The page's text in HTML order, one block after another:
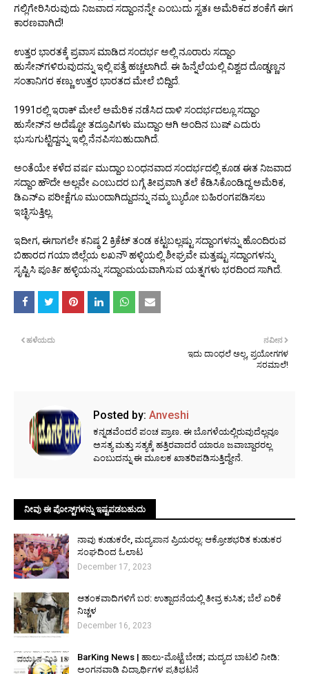
ಗಲ್ಲಿಗೇರಿಸಿರುವುದು ನಿಜವಾದ ಸದ್ದಾಂನನ್ನೇ ಎಂಬುದು ಸ್ವತಃ ಅಮೆರಿಕದ ಶಂಕೆಗೆ ಈಗ
ಕಾರಣವಾಗಿದೆ!
ಉತ್ತರ ಭಾರತಕ್ಕೆ ಪ್ರವಾಸ ಮಾಡಿದ ಸಂದರ್ಭ ಅಲ್ಲಿ ನೂರಾರು ಸದ್ದಾಂ
ಹುಸೇನ್‌ಗಳಿರುವುದನ್ನು ಇಲ್ಲಿ ಪತ್ತೆ ಹಚ್ಚಲಾಗಿದೆ. ಈ ಹಿನ್ನೆಲೆಯಲ್ಲಿ ವಿಶ್ವದ ದೊಡ್ಡಣ್ಣನ
ಸಂತಾನಿಗರ ಕಣ್ಣು ಉತ್ತರ ಭಾರತದ ಮೇಲೆ ಬಿದ್ದಿದೆ.
1991ರಲ್ಲಿ ಇರಾಕ್ ಮೇಲೆ ಅಮೆರಿಕ ನಡೆಸಿದ ದಾಳಿ ಸಂದರ್ಭದಲ್ಲೂ ಸದ್ದಾಂ
ಹುಸೇನ್‌ನ ಅದೆಷ್ಟೋ ತದ್ರೂಪಿಗಳು ಮುದ್ದಾಂ ಆಗಿ ಅಂದಿನ ಬುಷ್ ಎದುರು
ಭುಸುಗುಟ್ಟಿದ್ದನ್ನು ಇಲ್ಲಿ ನೆನಪಿಸಬಹುದಾಗಿದೆ.
ಅಂತೆಯೇ ಕಳೆದ ವರ್ಷ ಮುದ್ದಾಂ ಬಂಧನವಾದ ಸಂದರ್ಭದಲ್ಲಿ ಕೂಡ ಈತ ನಿಜವಾದ
ಸದ್ದಾಂ ಹೌದೇ ಅಲ್ಲವೇ ಎಂಬುದರ ಬಗ್ಗೆ ತೀವ್ರವಾಗಿ ತಲೆ ಕೆಡಿಸಿಕೊಂಡಿದ್ದ ಅಮೆರಿಕ,
ಡಿಎನ್ಎ ಪರೀಕ್ಷೆಗೂ ಮುಂದಾಗಿದ್ದುದನ್ನು ನಮ್ಮ ಬ್ಯುರೋ ಬಹಿರಂಗಪಡಿಸಲು
ಇಚ್ಛಿಸುತ್ತಿಲ್ಲ.
ಇದೀಗ, ಈಗಾಗಲೇ ಕನಿಷ್ಠ 2 ಕ್ರಿಕೆಟ್ ತಂಡ ಕಟ್ಟಬಲ್ಲಷ್ಟು ಸದ್ದಾಂಗಳನ್ನು ಹೊಂದಿರುವ
ಬಿಹಾರದ ಗಯಾ ಜಿಲ್ಲೆಯ ಲಖನೌ ಹಳ್ಳಿಯಲ್ಲಿ ಶೀಘ್ರವೇ ಮತ್ತಷ್ಟು ಸದ್ದಾಂಗಳನ್ನು
ಸೃಷ್ಟಿಸಿ ಪೂರ್ತಿ ಹಳ್ಳಿಯನ್ನು ಸದ್ದಾಂಮಯವಾಗಿಸುವ ಯತ್ನಗಳು ಭರದಿಂದ ಸಾಗಿದೆ.
ನವೀನ
ಇದು ದಾಂಧಲೆ ಅಲ್ಲ, ಪ್ರಯೋಗಗಳ
ಸರಮಾಲೆ!
ಹಳೆಯದು
Posted by: Anveshi
ಕನ್ನಡವೆಂದರೆ ಪಂಚ ಪ್ರಾಣ. ಈ ಬೊಗಳೆಯಲ್ಲಿರುವುದೆಲ್ಲವೂ
ಅಸತ್ಯ ಮತ್ತು ಸತ್ಯಕ್ಕೆ ಹತ್ತಿರವಾದರೆ ಯಾರೂ ಜವಾಬ್ದಾರರಲ್ಲ
ಎಂಬುದನ್ನು ಈ ಮೂಲಕ ಖಾತರಿಪಡಿಸುತ್ತಿದ್ದೇನೆ.
ನೀವು ಈ ಪೋಸ್ಟ್‌ಗಳನ್ನು ಇಷ್ಟಪಡಬಹುದು
ನಾವು ಕುಡುಕರೇ, ಮದ್ಯಪಾನ ಪ್ರಿಯರಲ್ಲ: ಆಕ್ರೋಶಭರಿತ ಕುಡುಕರ
ಸಂಘದಿಂದ ಓಲಾಟ
December 17, 2023
ಆತಂಕವಾದಿಗಳಿಗೆ ಬರ: ಉತ್ಪಾದನೆಯಲ್ಲಿ ತೀವ್ರ ಕುಸಿತ; ಬೆಲೆ ಏರಿಕೆ
ನಿಚ್ಚಳ
December 16, 2023
BarKing News | ಹಾಲು-ಮೊಟ್ಟೆ ಬೇಡ; ಮದ್ಯದ ಬಾಟಲಿ ನೀಡಿ:
ಅಂಗನವಾಡಿ ವಿದ್ಯಾರ್ಥಿಗಳ ಪ್ರತಿಭಟನೆ